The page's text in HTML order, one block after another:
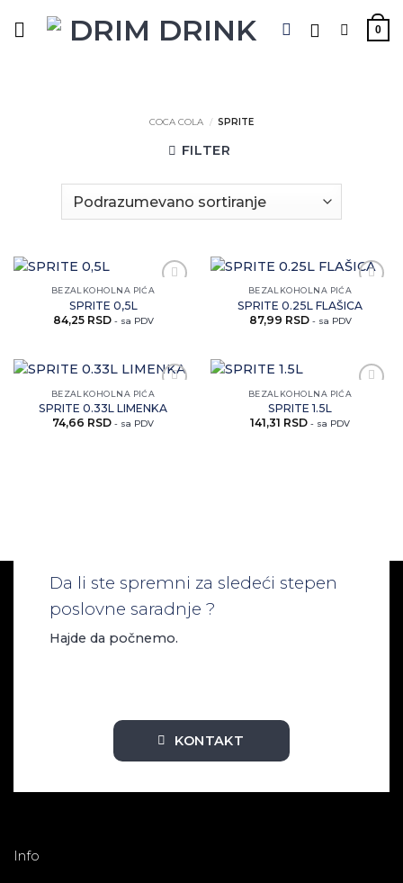
0
COCA COLA / SPRITE
FILTER
Zaprati
artikal
BEZALKOHOLNA PIĆA
SPRITE 0,5L
84,25 RSD - sa PDV
Zaprati
ovaj
artikal
BEZALKOHOLNA PIĆA
SPRITE 0.25L FLAŠICA
87,99 RSD - sa PDV
Zaprati
ovaj
artikal
BEZALKOHOLNA PIĆA
SPRITE 0.33L LIMENKA
74,66 RSD - sa PDV
Zaprati
artikal
BEZALKOHOLNA PIĆA
SPRITE 1.5L
141,31 RSD - sa PDV
Da li ste spremni za sledeći stepen
poslovne saradnje ?
Hajde da počnemo.
KONTAKT
Info